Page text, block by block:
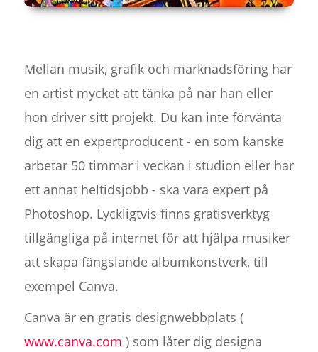
Mellan musik, grafik och marknadsföring har
en artist mycket att tänka på när han eller
hon driver sitt projekt. Du kan inte förvänta
dig att en expertproducent - en som kanske
arbetar 50 timmar i veckan i studion eller har
ett annat heltidsjobb - ska vara expert på
Photoshop. Lyckligtvis finns gratisverktyg
tillgängliga på internet för att hjälpa musiker
att skapa fängslande albumkonstverk, till
exempel Canva.
Canva är en gratis designwebbplats (
www.canva.com ) som låter dig designa